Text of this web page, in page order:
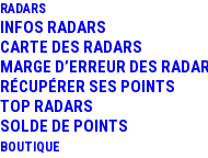
RADARS
INFOS RADARS
CARTE DES RADARS
MARGE D’ERREUR DES
RÉCUPÉRER SES POINTS
TOP RADARS
SOLDE DE POINTS
BOUTIQUE
1